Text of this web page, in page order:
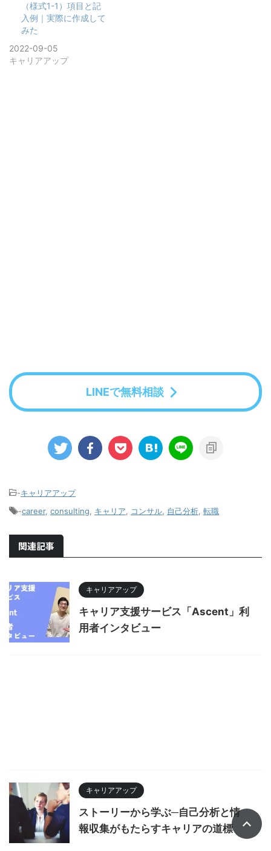
（様式1-1）項目と記
入例｜実際に作成して
みた
2022-09-05
キャリアアップ
LINEで無料相談
-キャリアアップ
-career, consulting, キャリア, コンサル, 自己分析, 転職
関連記事
キャリアアップ
キャリア支援サービス「Ascent」利
用者インタビュー
キャリアアップ
ストーリーから学ぶ─自己分析と情
報収集がもたらすキャリアの道標